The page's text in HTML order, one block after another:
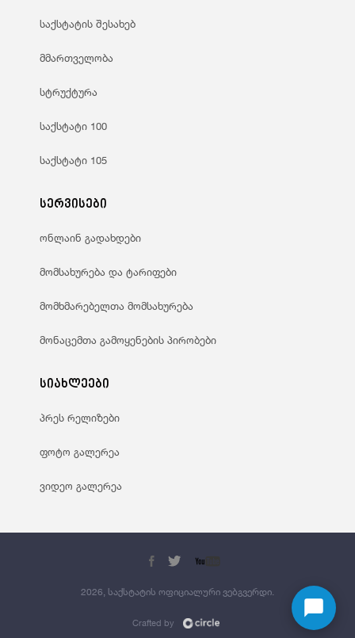
საქსტატის შესახებ
მმართველობა
სტრუქტურა
საქსტატი 100
საქსტატი 105
სერვისები
ონლაინ გადახდები
მომსახურება და ტარიფები
მომხმარებელთა მომსახურება
მონაცემთა გამოყენების პირობები
სიახლეები
პრეს რელიზები
ფოტო გალერეა
ვიდეო გალერეა
2026, საქსტატის ოფიციალური ვებგვერდი.
Crafted by